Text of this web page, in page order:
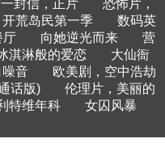
封信，正片
恐怖片，
开荒岛民第一季
数码英
厅 向她逆光而来
营
淇淋般的爱恋
大仙衙
噪音
欧美剧，空中浩劫
话版)
伦理片，美丽的
特维年科
女囚风暴